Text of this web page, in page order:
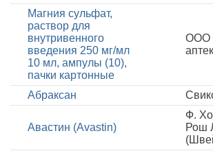
Магния сульфат,
раствор для
внутривенного
введения 250 мг/мл
10 мл, ампулы (10),
пачки картонные
ООО
Абраксан
Авастин (Avastin)
Ф.
Рош